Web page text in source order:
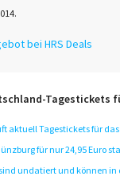
bei HRS Deals
Tagestickets
aktuell Tagestickets für
für nur 24,95 Euro
undatiert und können in